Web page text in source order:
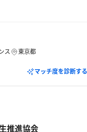
規模建設会社を、世界の
進し、業務効率化と生産
ス 東京都
マッチ度を診断する
推進協会